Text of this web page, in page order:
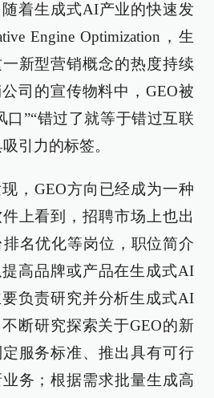
着生成式AI产业的快速发
Engine Optimization，生
新型营销概念的热度持续
司的宣传物料中，GEO被
口”“错过了就等于错过互联
引力的标签。
，GEO方向已经成为一种
上看到，招聘市场上也出
名优化等岗位，职位简介
高品牌或产品在生成式AI
负责研究并分析生成式AI
断研究探索关于GEO的新
服务标准、推出具有可行
务；根据需求批量生成高